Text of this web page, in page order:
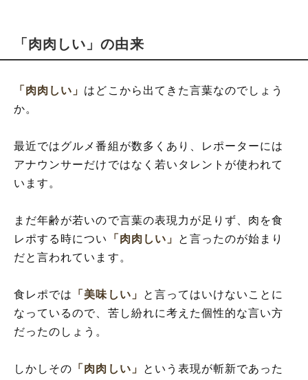
「肉肉しい」の由来
「肉肉しい」 はどこから出てきた言葉なのでしょう
か。
最近ではグルメ番組が数多くあり、レポーターには
アナウンサーだけではなく若いタレントが使われて
います。
まだ年齢が若いので言葉の表現力が足りず、肉を食
レポする時につい
「肉肉しい」
と言ったのが始まり
だと言われています。
食レポでは 「美味しい」
と言ってはいけないことに
なっているので、苦し紛れに考えた個性的な言い方
だったのしょう。
しかしその 「肉肉しい」
という表現が斬新であった